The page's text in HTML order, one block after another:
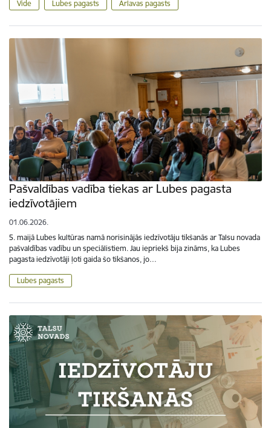
Vide Lubes pagasts Ārlavas pagasts
Pašvaldības vadība tiekas ar Lubes pagasta
iedzīvotājiem
01.06.2026.
5. maijā Lubes kultūras namā norisinājās iedzīvotāju tikšanās ar Talsu novada
pašvaldības vadību un speciālistiem. Jau iepriekš bija zināms, ka Lubes
pagasta iedzīvotāji ļoti gaida šo tikšanos, jo…
Lubes pagasts